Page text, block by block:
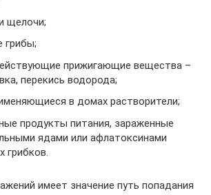
щелочи;
грибы;
прижигающие вещества –
перекись водорода;
в домах растворители;
продукты питания, зараженные
ядами или афлатоксинами
грибков.
имеет значение путь попадания